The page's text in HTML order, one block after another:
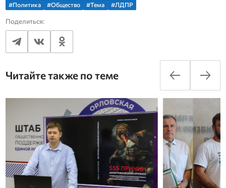
#Политика #Общество #Тема #ЛДПР
Поделиться:
Читайте также по теме